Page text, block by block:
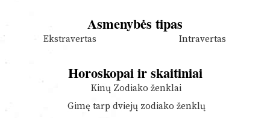
Asmenybės tipas
Ekstravertas Intravertas
Horoskopai ir skaitiniai
Kinų Zodiako ženklai
Gimę tarp dviejų zodiako ženklų